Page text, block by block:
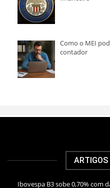
Como o MEI
contador
ARTIGOS
Ibovespa B3 sobe 0,70% com